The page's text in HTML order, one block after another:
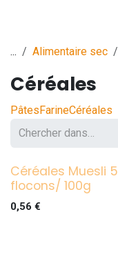
... Alimentaire sec
Céréales
PâtesFarineCéréales
Céréales Muesli 5
flocons/ 100g
0,56 €